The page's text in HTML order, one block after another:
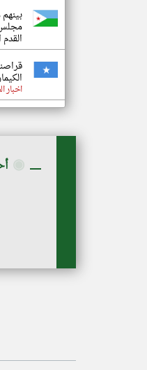
مجلس
القدم
اخبار
◉